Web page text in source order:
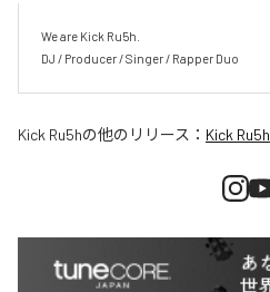
We are Kick Ru5h.
DJ / Producer / Singer / Rapper Duo
Kick Ru5hの他のリリース： Kick Ru5h